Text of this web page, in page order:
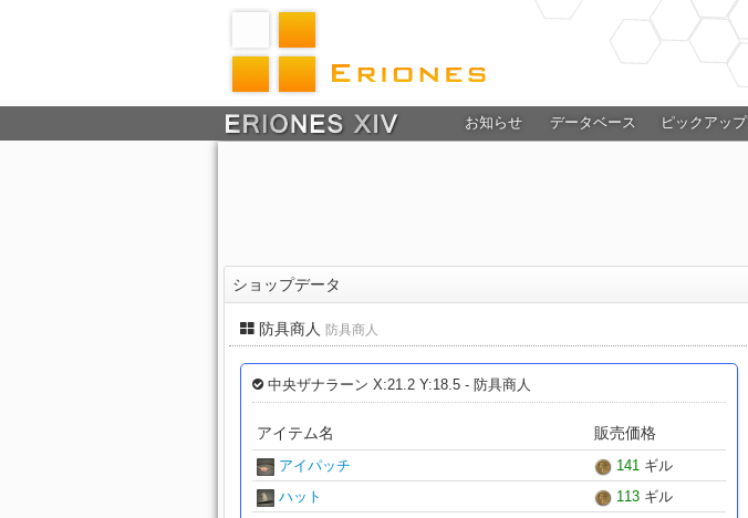
お知らせ データベース ピックアップ
ショップデータ
防具商人 防具商人
中央ザナラーン X:21.2 Y:18.5 - 防具商人
アイテム名 販売価格
アイパッチ 141 ギル
ハット
113 ギル